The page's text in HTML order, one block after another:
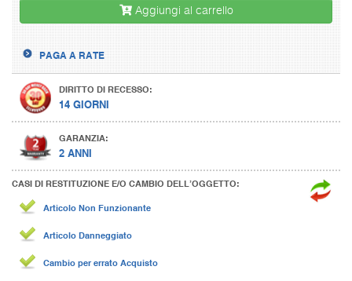
Aggiungi al carrello
PAGA A RATE
DIRITTO DI RECESSO:
14 GIORNI
GARANZIA:
2 ANNI
CASI DI RESTITUZIONE E/O CAMBIO DELL’OGGETTO:
Articolo Non Funzionante
Articolo Danneggiato
Cambio per errato Acquisto